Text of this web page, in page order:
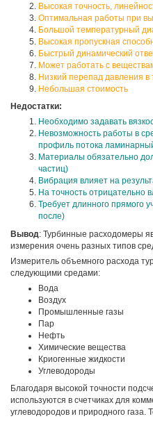
Высокая точность,
Оптимальная работы при
Большой температурный
Высокая пропускная
Быстрый динамический
Может работать с
Низкий перепад давления
Небольшая стоимость
Недостатки:
Необходимо задавать
Невозможность работы в
профиль потока
Материалы обязательно
частиц)
Вибрация влияет на
На точность отрицательно
Требует длинного прямого
после)
Вывод: Турбинные расходомеры
измерения очень разных типов
Измеритель объемного расхода
следующими средами:
Вода
Воздух
Промышленные газы
Пар
Нефть
Химические вещества
Криогенные жидкости
Углеводороды
Благодаря высокой точности
используются в счетчиках для
углеводородов и природного газа.